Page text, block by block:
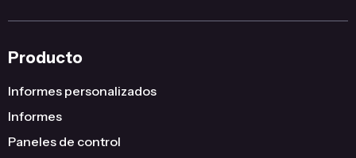
Producto
Informes personalizados
Informes
Paneles de control